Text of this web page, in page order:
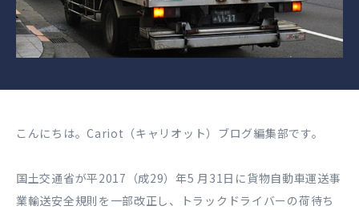
こんにちは。Cariot（キャリオット）ブログ編集部です。
国土交通省が平2017（成29）年5 月31日に貨物自動車運送事
業輸送安全規則を一部改正し、トラックドライバーの荷待ち